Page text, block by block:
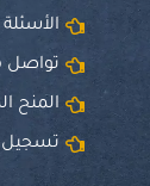
تواصل
المنح
تسجيل